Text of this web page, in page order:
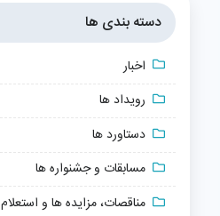
دسته بندی ها
اخبار
رویداد ها
دستاورد ها
مسابقات و جشنواره ها
مناقصات، مزایده ها و استعلام